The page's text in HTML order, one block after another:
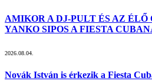
AMIKOR A DJ-PULT ÉS AZ
YANKO SIPOS A FIESTA
2026.08.04.
Novák István is érkezik a Fiesta